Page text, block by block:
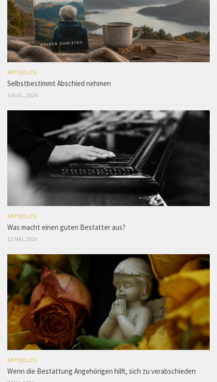
AKTUELLES
Selbstbestimmt Abschied nehmen
3 AUG., 2026
AKTUELLES
Was macht einen guten Bestatter aus?
13 MAI, 2026
AKTUELLES
Wenn die Bestattung Angehörigen hilft, sich zu verabschieden